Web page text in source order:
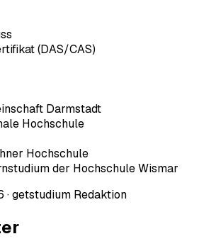
(DAS/CAS)
Darmstadt
Hochschule
Hochschule
der Hochschule Wismar
·getstudium Redaktion